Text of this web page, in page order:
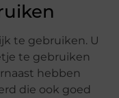
te gebruiken. U
te gebruiken
hebben
die ook goed